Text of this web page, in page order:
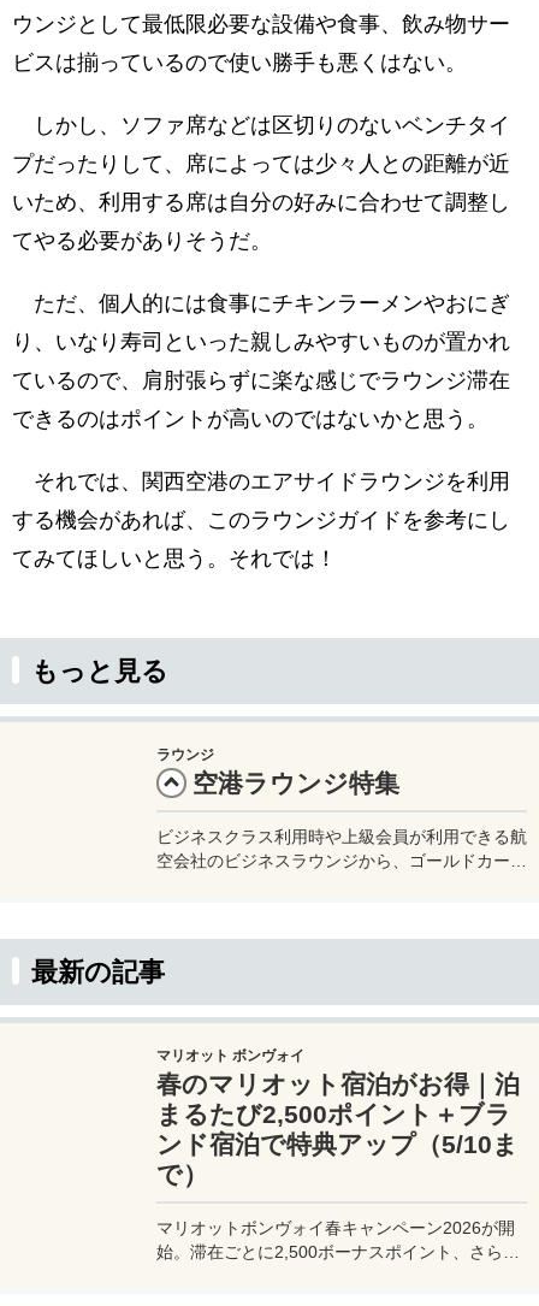
ウンジとして最低限必要な設備や食事、飲み物サー
ビスは揃っているので使い勝手も悪くはない。
しかし、ソファ席などは区切りのないベンチタイ
プだったりして、席によっては少々人との距離が近
いため、利用する席は自分の好みに合わせて調整し
てやる必要がありそうだ。
ただ、個人的には食事にチキンラーメンやおにぎ
り、いなり寿司といった親しみやすいものが置かれ
ているので、肩肘張らずに楽な感じでラウンジ滞在
できるのはポイントが高いのではないかと思う。
それでは、関西空港のエアサイドラウンジを利用
する機会があれば、このラウンジガイドを参考にし
てみてほしいと思う。それでは！
もっと見る
ラウンジ
空港ラウンジ特集
ビジネスクラス利用時や上級会員が利用できる航
空会社のビジネスラウンジから、ゴールドカード
す。
最新の記事
マリオット ボンヴォイ
春のマリオット宿泊がお得｜泊
まるたび2,500ポイント＋ブラ
ンド宿泊で特典アップ（5/10ま
で）
マリオットボンヴォイ春キャンペーン2026が開
始。滞在ごとに2,500ボーナスポイント、さらに